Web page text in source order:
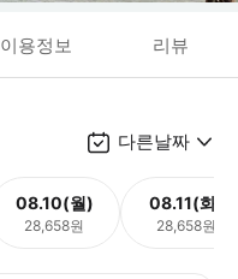
이용정보 리뷰
다른날짜
08.10(월)
28,658원
08.11(화)
28,658원